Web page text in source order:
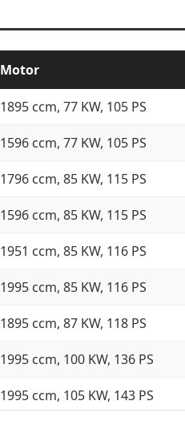
Motor
1895 ccm, 77 KW, 105 PS
1596 ccm, 77 KW, 105 PS
1796 ccm, 85 KW, 115 PS
1596 ccm, 85 KW, 115 PS
1951 ccm, 85 KW, 116 PS
1995 ccm, 85 KW, 116 PS
1895 ccm, 87 KW, 118 PS
1995 ccm, 100 KW, 136 PS
1995 ccm, 105 KW, 143 PS